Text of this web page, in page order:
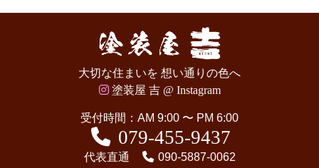
大切な住まいを 想い通りの色へ
塗装屋 吉 @ Instagram
受付時間：AM 9:00 〜 PM 6:00
079-455-9437
代表直通 090-5887-0062